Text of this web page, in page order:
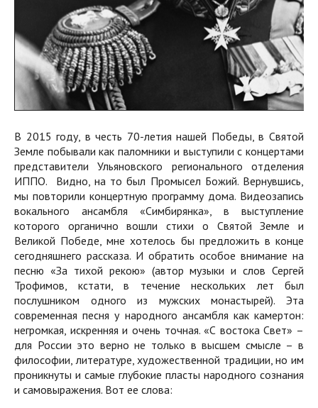
В 2015 году, в честь 70-летия нашей Победы, в Святой
Земле побывали как паломники и выступили с концертами
представители Ульяновского регионального отделения
ИППО. Видно, на то был Промысел Божий. Вернувшись,
мы повторили концертную программу дома. Видеозапись
вокального ансамбля «Симбирянка», в выступление
которого органично вошли стихи о Святой Земле и
Великой Победе, мне хотелось бы предложить в конце
сегодняшнего рассказа. И обратить особое внимание на
песню «За тихой рекою» (автор музыки и слов Сергей
Трофимов, кстати, в течение нескольких лет был
послушником одного из мужских монастырей). Эта
современная песня у народного ансамбля как камертон:
негромкая, искренняя и очень точная. «С востока Свет» –
для России это верно не только в высшем смысле – в
философии, литературе, художественной традиции, но им
проникнуты и самые глубокие пласты народного сознания
и самовыражения. Вот ее слова: